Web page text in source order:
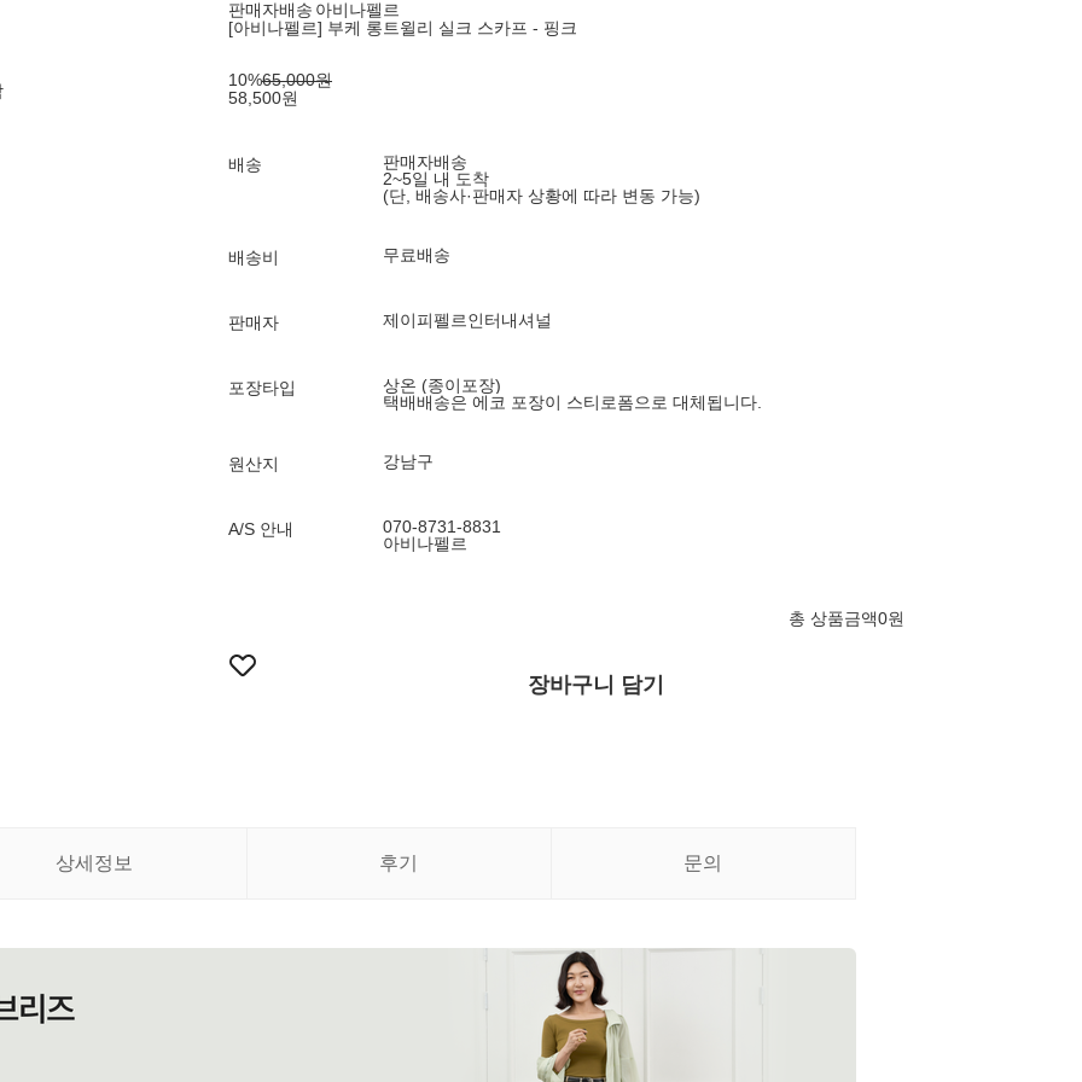
판매자배송 아비나펠르
[아비나펠르] 부케 롱트윌리 실크 스카프 - 핑크
10%65,000원
58,500원
배송
판매자배송
2~5일 내 도착
(단, 배송사·판매자 상황에 따라 변동 가능)
배송비 무료배송
판매자 제이피펠르인터내셔널
포장타입
상온 (종이포장)
택배배송은 에코 포장이 스티로폼으로 대체됩니다.
원산지 강남구
A/S 안내
070-8731-8831
아비나펠르
총 상품금액0원
장바구니 담기
상세정보 후기 문의